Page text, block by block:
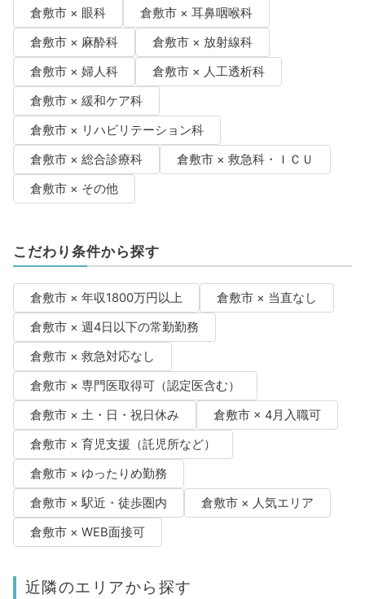
倉敷市 × 眼科
倉敷市 × 耳鼻咽喉科
倉敷市 × 麻酔科
倉敷市 × 放射線科
倉敷市 × 婦人科
倉敷市 × 人工透析科
倉敷市 × 緩和ケア科
倉敷市 × リハビリテーション科
倉敷市 × 総合診療科
倉敷市 × 救急科・ＩＣＵ
倉敷市 × その他
こだわり条件から探す
倉敷市 × 年収1800万円以上
倉敷市 × 当直なし
倉敷市 × 週4日以下の常勤勤務
倉敷市 × 救急対応なし
倉敷市 × 専門医取得可（認定医含む）
倉敷市 × 土・日・祝日休み
倉敷市 × 4月入職可
倉敷市 × 育児支援（託児所など）
倉敷市 × ゆったりめ勤務
倉敷市 × 駅近・徒歩圏内
倉敷市 × 人気エリア
倉敷市 × WEB面接可
近隣のエリアから探す